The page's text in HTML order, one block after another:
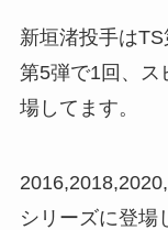
新垣渚投手は
第5弾で1回、ス
場してます。
シリーズに登場